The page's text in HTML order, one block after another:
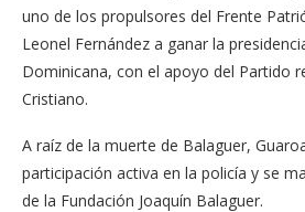
uno de los propulsores del Frente
Leonel Fernández a ganar la
Dominicana, con el apoyo del Partido
Cristiano.
A raíz de la muerte de Balaguer,
participación activa en la policía y se
de la Fundación Joaquín Balaguer.